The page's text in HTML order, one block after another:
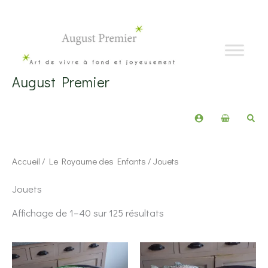
August Premier
Accueil / Le Royaume des Enfants / Jouets
Jouets
Affichage de 1–40 sur 125 résultats
récent
au
plus